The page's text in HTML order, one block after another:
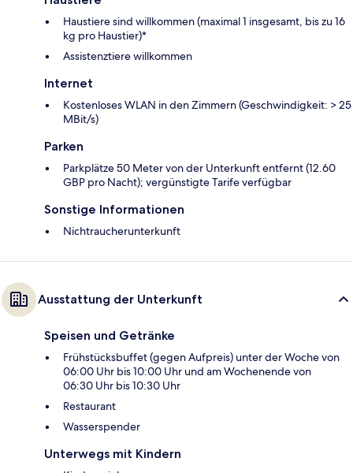
Haustiere sind willkommen (maximal 1 insgesamt, bis zu 16
kg pro Haustier)*
Assistenztiere willkommen
Internet
Kostenloses WLAN in den Zimmern (Geschwindigkeit: > 25
MBit/s)
Parken
Parkplätze 50 Meter von der Unterkunft entfernt (12.60
GBP pro Nacht); vergünstigte Tarife verfügbar
Sonstige Informationen
Nichtraucherunterkunft
Ausstattung der Unterkunft
Speisen und Getränke
Frühstücksbuffet (gegen Aufpreis) unter der Woche von
06:00 Uhr bis 10:00 Uhr und am Wochenende von
06:30 Uhr bis 10:30 Uhr
Restaurant
Wasserspender
Unterwegs mit Kindern